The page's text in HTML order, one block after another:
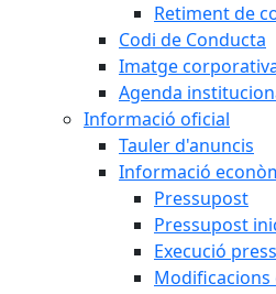
Retiment de
Codi de Conducta
Imatge
Agenda
Informació oficial
Tauler d'anuncis
Informació
Pressupost
Pressupost
Execució